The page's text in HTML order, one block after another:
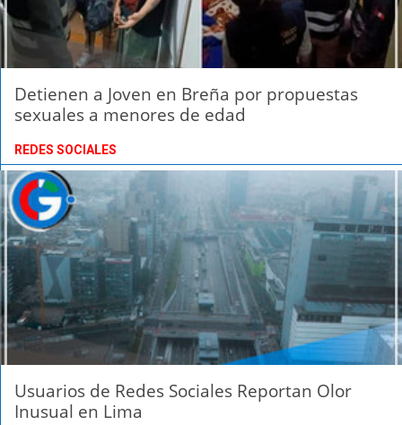
Detienen a Joven en Breña por propuestas
sexuales a menores de edad
REDES SOCIALES
Usuarios de Redes Sociales Reportan Olor
Inusual en Lima